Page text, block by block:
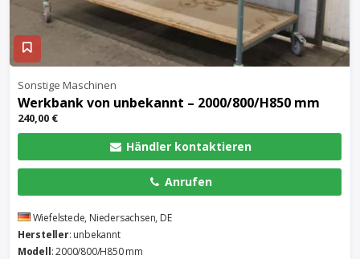
Sonstige Maschinen
Werkbankvon unbekannt – 2000/800/H850 mm
240,00 €
Händler kontaktieren
Anrufen
Wiefelstede, Niedersachsen, DE
Hersteller: unbekannt
Modell: 2000/800/H850 mm